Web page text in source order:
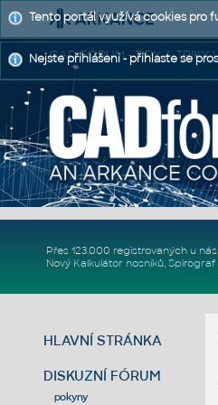
CAD FÓRUM - TIPY A TRIKY
Přes 123.000 registrovaných u
Nový Kalkulátor nosníků,
HLAVNÍ STRÁNKA
DISKUZNÍ FÓRUM
pokyny
Tento portál využívá cookies pro
Nejste přihlášeni - přihlaste se